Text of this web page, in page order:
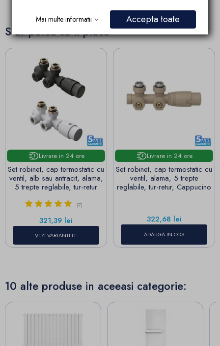
S-ar putea sa-ti placa
Livrare in 24 ore
Set robinet, cap termostatic cu
ventil, alb sau antracit, alama,
5 trepte reglabile, tur-retur
(7)
Pret
321,39 lei
VEZI VARIANTELE
Livrare in 24 ore
Set robinet, cap termostatic cu
ventil, alama, 5 trepte
reglabile, tur-retur, Cappucino
Pret
322,68 lei
ADAUGA IN COS
10 alte produse in aceeasi categorie:
Mai multe informatii Accepta toate